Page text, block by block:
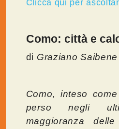
Clicca qui per
Como: città e
di Graziano Saibene
Como, inteso
perso negli
maggioranza